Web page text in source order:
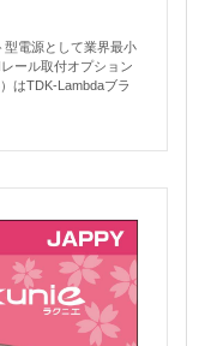
電源として業界最小
ール取付オプション
はTDK-Lambdaブラ